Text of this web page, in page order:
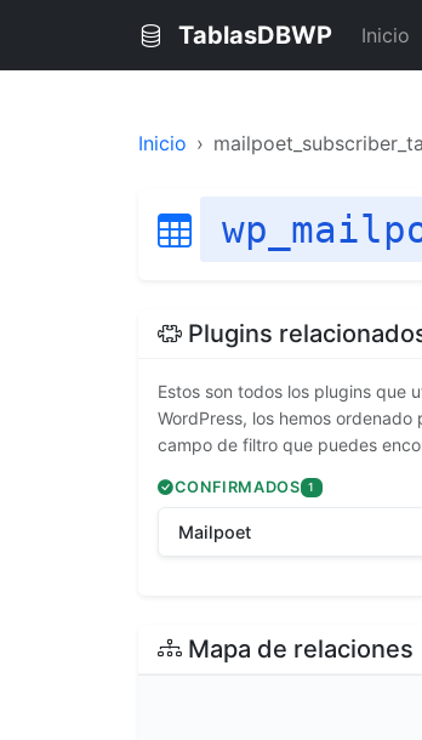
TablasDBWP Inicio
Inicio
Plugins
Estos son todos los plugins que
WordPress, los hemos
campo de filtro que puedes
CONFIRMADOS 1
Mailpoet
Mapa de relaciones